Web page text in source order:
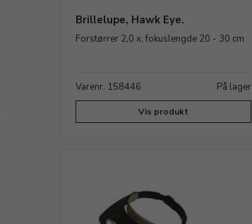
Brillelupe, Hawk Eye.
Forstørrer 2,0 x, fokuslengde 20 - 30 cm
Varenr. 158446 På lager
Vis produkt